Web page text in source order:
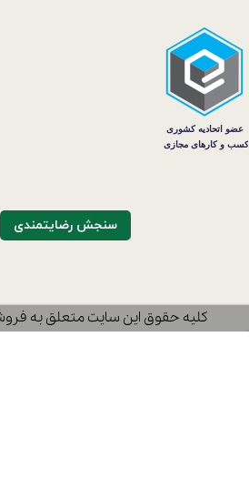
سنجش رضایتمندی
​کلیه حقوق این سایت متعلق به